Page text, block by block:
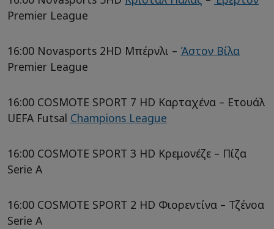
Premier League
16:00 Novasports 2HD Μπέρνλι – Άστον Βίλα
Premier League
16:00 COSMOTE SPORT 7 HD Καρταχένα – Ετουάλ
UEFA Futsal Champions League
16:00 COSMOTE SPORT 3 HD Κρεμονέζε – Πίζα
Serie A
16:00 COSMOTE SPORT 2 HD Φιορεντίνα – Τζένοα
Serie A